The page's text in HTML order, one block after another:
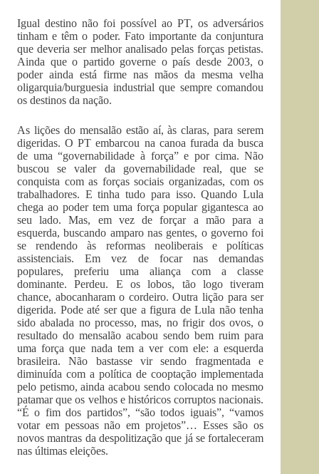
Igual destino não foi possível ao PT, os adversários
tinham e têm o poder. Fato importante da conjuntura
que deveria ser melhor analisado pelas forças petistas.
Ainda que o partido governe o país desde 2003, o
poder ainda está firme nas mãos da mesma velha
oligarquia/burguesia industrial que sempre comandou
os destinos da nação.
As lições do mensalão estão aí, às claras, para serem
digeridas. O PT embarcou na canoa furada da busca
de uma “governabilidade à força” e por cima. Não
buscou se valer da governabilidade real, que se
conquista com as forças sociais organizadas, com os
trabalhadores. E tinha tudo para isso. Quando Lula
chega ao poder tem uma força popular gigantesca ao
seu lado. Mas, em vez de forçar a mão para a
esquerda, buscando amparo nas gentes, o governo foi
se rendendo às reformas neoliberais e políticas
assistenciais. Em vez de focar nas demandas
populares, preferiu uma aliança com a classe
dominante. Perdeu. E os lobos, tão logo tiveram
chance, abocanharam o cordeiro. Outra lição para ser
digerida. Pode até ser que a figura de Lula não tenha
sido abalada no processo, mas, no frigir dos ovos, o
resultado do mensalão acabou sendo bem ruim para
uma força que nada tem a ver com ele: a esquerda
brasileira. Não bastasse vir sendo fragmentada e
diminuída com a política de cooptação implementada
pelo petismo, ainda acabou sendo colocada no mesmo
patamar que os velhos e históricos corruptos nacionais.
“É o fim dos partidos”, “são todos iguais”, “vamos
votar em pessoas não em projetos”… Esses são os
novos mantras da despolitização que já se fortaleceram
nas últimas eleições.